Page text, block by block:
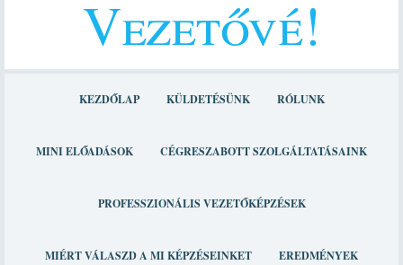
Vezetővé!
KEZDŐLAP KÜLDETÉSÜNK RÓLUNK
MINI ELŐADÁSOK CÉGRESZABOTT SZOLGÁLTATÁSAINK
PROFESSZIONÁLIS VEZETŐKÉPZÉSEK
MIÉRT VÁLASZD A MI KÉPZÉSEINKET EREDMÉNYEK